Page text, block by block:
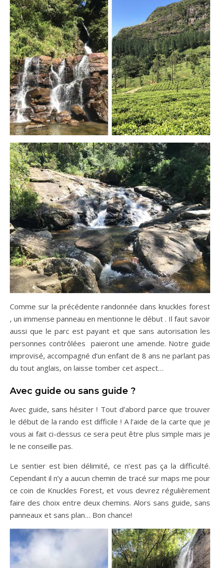
Comme sur la précédente randonnée dans knuckles forest
, un immense panneau en mentionne le début . Il faut savoir
aussi que le parc est payant et que sans autorisation les
personnes contrôlées paieront une amende. Notre guide
improvisé, accompagné d’un enfant de 8 ans ne parlant pas
du tout anglais, on laisse tomber cet aspect…
Avec guide ou sans guide ?
Avec guide, sans hésiter ! Tout d’abord parce que trouver
le début de la rando est difficile ! A l’aide de la carte que je
vous ai fait ci-dessus ce sera peut être plus simple mais je
le ne conseille pas.
Le sentier est bien délimité, ce n’est pas ça la difficulté.
Cependant il n’y a aucun chemin de tracé sur maps me pour
ce coin de Knuckles Forest, et vous devrez régulièrement
faire des choix entre deux chemins. Alors sans guide, sans
panneaux et sans plan… Bon chance!